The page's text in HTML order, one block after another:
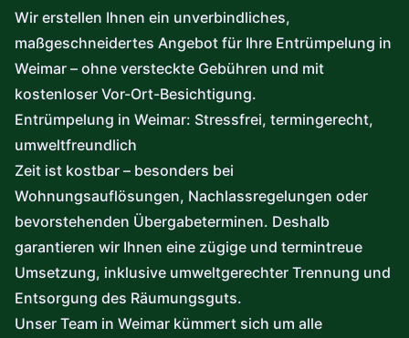
Wir erstellen Ihnen ein unverbindliches,
maßgeschneidertes Angebot für Ihre Entrümpelung in
Weimar – ohne versteckte Gebühren und mit
kostenloser Vor-Ort-Besichtigung.
Entrümpelung in Weimar: Stressfrei, termingerecht,
umweltfreundlich
Zeit ist kostbar – besonders bei
Wohnungsauflösungen, Nachlassregelungen oder
bevorstehenden Übergabeterminen. Deshalb
garantieren wir Ihnen eine zügige und termintreue
Umsetzung, inklusive umweltgerechter Trennung und
Entsorgung des Räumungsguts.
Unser Team in Weimar kümmert sich um alle